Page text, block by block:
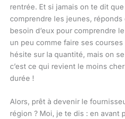
rentrée. Et si jamais on te dit
comprendre les jeunes,
besoin d’eux pour comprendre
un peu comme faire ses
hésite sur la quantité, mais on
c’est ce qui revient le moins
durée !
Alors, prêt à devenir le
région ? Moi, je te dis : en avant